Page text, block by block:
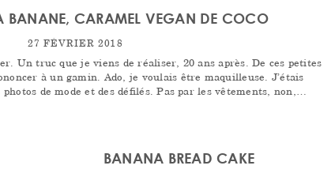
BANANE, CARAMEL VEGAN DE COCO
27 FÉVRIER 2018
Un truc que je viens de réaliser, 20 ans après. De ces petites
à un gamin. Ado, je voulais être maquilleuse. J’étais
de mode et des défilés. Pas par les vêtements, non,…
BANANA BREAD CAKE